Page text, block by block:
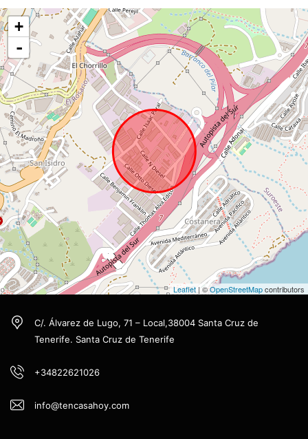
+
-
Leaflet | ©OpenStreetMapcontributors
C/. Álvarez de Lugo, 71 – Local,38004 Santa Cruz de
Tenerife. Santa Cruz de Tenerife
+34822621026
info@tencasahoy.com